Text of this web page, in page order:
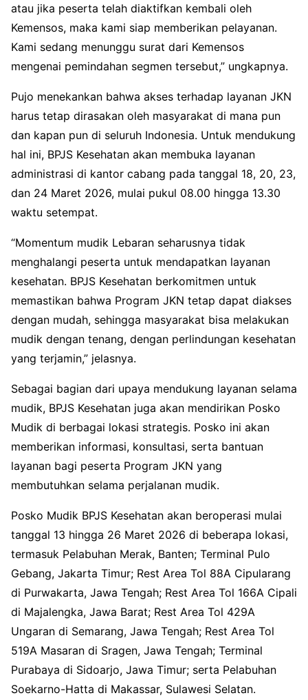
atau jika peserta telah diaktifkan kembali oleh
Kemensos, maka kami siap memberikan pelayanan.
Kami sedang menunggu surat dari Kemensos
mengenai pemindahan segmen tersebut,” ungkapnya.
Pujo menekankan bahwa akses terhadap layanan JKN
harus tetap dirasakan oleh masyarakat di mana pun
dan kapan pun di seluruh Indonesia. Untuk mendukung
hal ini, BPJS Kesehatan akan membuka layanan
administrasi di kantor cabang pada tanggal 18, 20, 23,
dan 24 Maret 2026, mulai pukul 08.00 hingga 13.30
waktu setempat.
“Momentum mudik Lebaran seharusnya tidak
menghalangi peserta untuk mendapatkan layanan
kesehatan. BPJS Kesehatan berkomitmen untuk
memastikan bahwa Program JKN tetap dapat diakses
dengan mudah, sehingga masyarakat bisa melakukan
mudik dengan tenang, dengan perlindungan kesehatan
yang terjamin,” jelasnya.
Sebagai bagian dari upaya mendukung layanan selama
mudik, BPJS Kesehatan juga akan mendirikan Posko
Mudik di berbagai lokasi strategis. Posko ini akan
memberikan informasi, konsultasi, serta bantuan
layanan bagi peserta Program JKN yang
membutuhkan selama perjalanan mudik.
Posko Mudik BPJS Kesehatan akan beroperasi mulai
tanggal 13 hingga 26 Maret 2026 di beberapa lokasi,
termasuk Pelabuhan Merak, Banten; Terminal Pulo
Gebang, Jakarta Timur; Rest Area Tol 88A Cipularang
di Purwakarta, Jawa Tengah; Rest Area Tol 166A Cipali
di Majalengka, Jawa Barat; Rest Area Tol 429A
Ungaran di Semarang, Jawa Tengah; Rest Area Tol
519A Masaran di Sragen, Jawa Tengah; Terminal
Purabaya di Sidoarjo, Jawa Timur; serta Pelabuhan
Soekarno-Hatta di Makassar, Sulawesi Selatan.